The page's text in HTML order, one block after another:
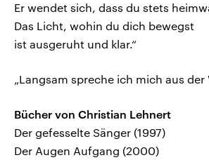
Er wendet sich, dass du stets
Das Licht, wohin du dich bewegst
ist ausgeruht und klar.“
„Langsam spreche ich mich aus der
Bücher von Christian Lehnert
Der gefesselte Sänger (1997)
Der Augen Aufgang (2000)